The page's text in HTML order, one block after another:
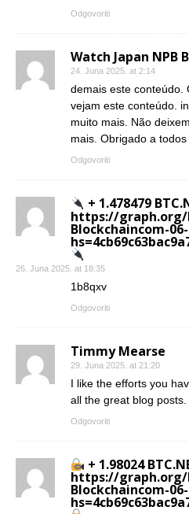
Odgovoriti
Watch Japan NPB
24. Juna 2025. at 2:14
demais este conteúdo.
vejam este conteúdo.
muito mais. Não
mais. Obrigado a
Odgovoriti
+ 1.478479
https://
Blockchaincom-
26. Juna 2025. at 18:35
1b8qxv
Odgovoriti
Timmy Mearse
29. Juna 2025. at 21:20
I like the efforts you
all the great blog posts.
Odgovoriti
+ 1.98024
https://
Blockchaincom-